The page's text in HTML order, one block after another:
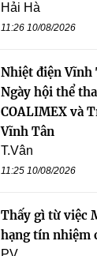
Hải Hà
11:26 10/08/2026
Nhiệt điện Vĩnh
Ngày hội thể
COALIMEX và
Vĩnh Tân
T.Vân
11:25 10/08/2026
Thấy gì từ việc
hạng tín nhiệm